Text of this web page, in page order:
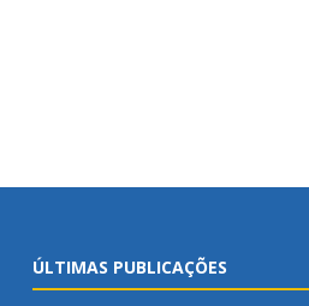
ÚLTIMAS PUBLICAÇÕES